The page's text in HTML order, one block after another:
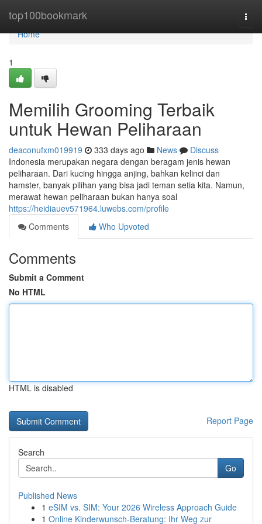
top100bookmark
Home
Home
1
Memilih Grooming Terbaik
untuk Hewan Peliharaan
deaconufxm019919 333 days ago News
Discuss
Indonesia merupakan negara dengan beragam jenis hewan
peliharaan. Dari kucing hingga anjing, bahkan kelinci dan
hamster, banyak pilihan yang bisa jadi teman setia kita. Namun,
merawat hewan peliharaan bukan hanya soal
https://heidiauev571964.luwebs.com/profile
Comments
Who Upvoted
Comments
Submit a Comment
No HTML
HTML is disabled
Report Page
Search
Go
Published News
1 eSIM vs. SIM: Your 2026 Wireless Approach Guide
1 Online Kinderwunsch-Beratung: Ihr Weg zur